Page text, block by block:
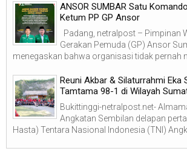
ANSOR SUMBAR Satu
Ketum PP GP Ansor
Padang, netralpost – Pimpinan
Gerakan Pemuda (GP) Ansor
menegaskan bahwa organisasi tidak pernah
Reuni Akbar & Silaturrahmi Eka
Tamtama 98-1 di Wilayah
Bukittinggi-netralpost.net-
Angkatan Sembilan delapan
Hasta) Tentara Nasional Indonesia (TNI)